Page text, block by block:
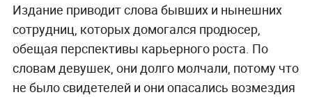
Издание приводит слова бывших и нынешних
сотрудниц, которых домогался продюсер,
обещая перспективы карьерного роста. По
словам девушек, они долго молчали, потому что
не было свидетелей и они опасались возмездия